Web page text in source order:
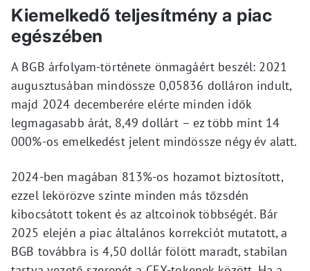
Kiemelkedő teljesítmény a piac
egészében
A BGB árfolyam-története önmagáért beszél: 2021
augusztusában mindössze 0,05836 dolláron indult,
majd 2024 decemberére elérte minden idők
legmagasabb árát, 8,49 dollárt – ez több mint 14
000%-os emelkedést jelent mindössze négy év alatt.
2024-ben magában 813%-os hozamot biztosított,
ezzel lekörözve szinte minden más tőzsdén
kibocsátott tokent és az altcoinok többségét. Bár
2025 elején a piac általános korrekciót mutatott, a
BGB továbbra is 4,50 dollár fölött maradt, stabilan